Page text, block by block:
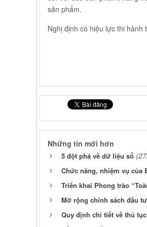
sản phẩm.
Nghị định có hiệu lực thi hành
Những tin mới hơn
5 đột phá về dữ liệu số
Chức năng, nhiệm vụ của
Triển khai Phong trào
Mở rộng chính sách đầu
Quy định chi tiết về thủ